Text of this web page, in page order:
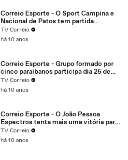
Correio Esporte - O Sport Campina e
Nacional de Patos tem partida
importante.
TV Correio
há 10 anos
Correio Esporte - Grupo formado por
cinco paraibanos participa dia 25 de
setembro da edição 2016 da regata
refeno, considerada uma das maiores
TV Correio
há 10 anos
Correio Esporte - O João Pessoa
Espectros tenta mais uma vitória para
garantir vantagem
TV Correio
há 10 anos